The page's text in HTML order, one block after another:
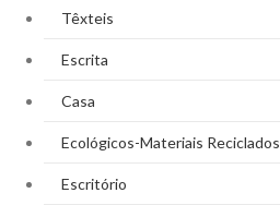
Têxteis
Escrita
Casa
Ecológicos-Materiais Reciclados
Escritório